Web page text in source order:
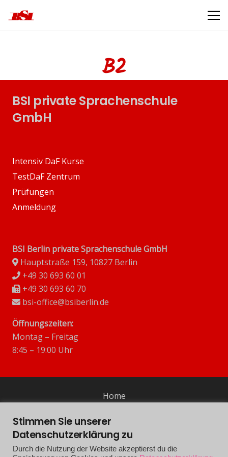
B2
BSI private Sprachenschule
GmbH
Intensiv DaF Kurse
TestDaF Zentrum
Prüfungen
Anmeldung
BSI Berlin private Sprachenschule GmbH
Hauptstraße 159, 10827 Berlin
+49 30 693 60 01
+49 30 693 60 70
bsi-office@bsiberlin.de
Öffnungszeiten:
Montag – Freitag
8:45 – 19:00 Uhr
Home
Impressum
Datenschutzerklärung
Stimmen Sie unserer
Datenschutzerklärung zu
Durch die Nutzung der Website akzeptierst du die